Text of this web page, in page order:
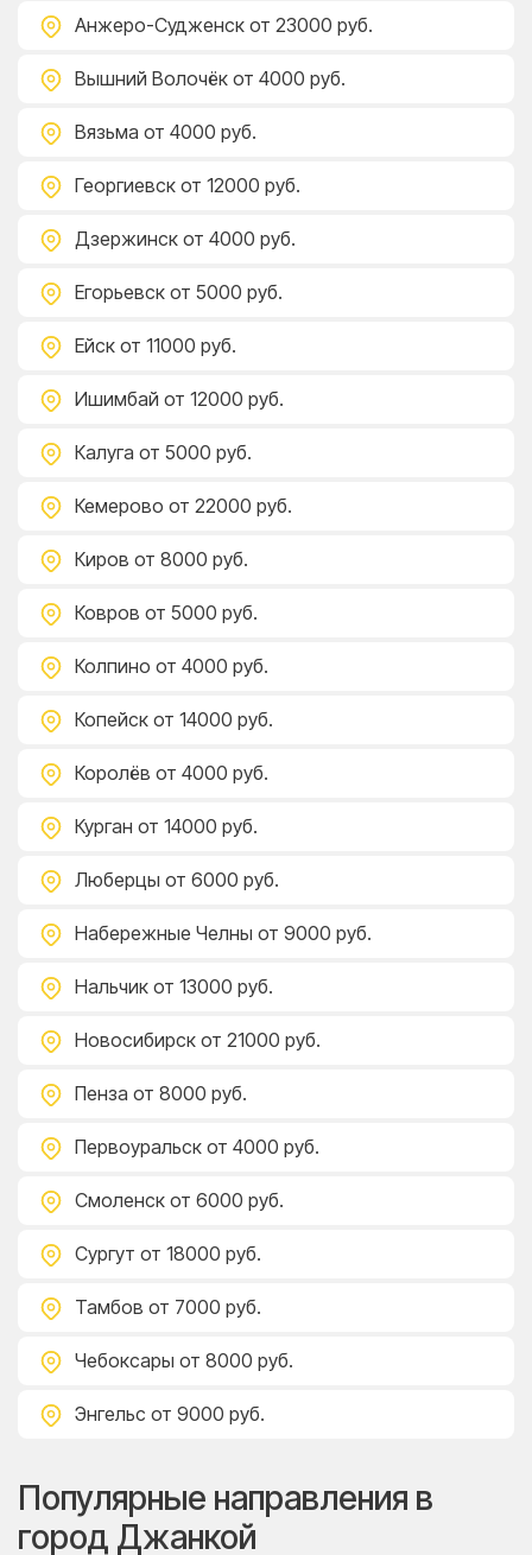
Анжеро-Судженск от 23000 руб.
Вышний Волочёк от 4000 руб.
Вязьма от 4000 руб.
Георгиевск от 12000 руб.
Дзержинск от 4000 руб.
Егорьевск от 5000 руб.
Ейск от 11000 руб.
Ишимбай от 12000 руб.
Калуга от 5000 руб.
Кемерово от 22000 руб.
Киров от 8000 руб.
Ковров от 5000 руб.
Колпино от 4000 руб.
Копейск от 14000 руб.
Королёв от 4000 руб.
Курган от 14000 руб.
Люберцы от 6000 руб.
Набережные Челны от 9000 руб.
Нальчик от 13000 руб.
Новосибирск от 21000 руб.
Пенза от 8000 руб.
Первоуральск от 4000 руб.
Смоленск от 6000 руб.
Сургут от 18000 руб.
Тамбов от 7000 руб.
Чебоксары от 8000 руб.
Энгельс от 9000 руб.
Популярные направления в
город Джанкой